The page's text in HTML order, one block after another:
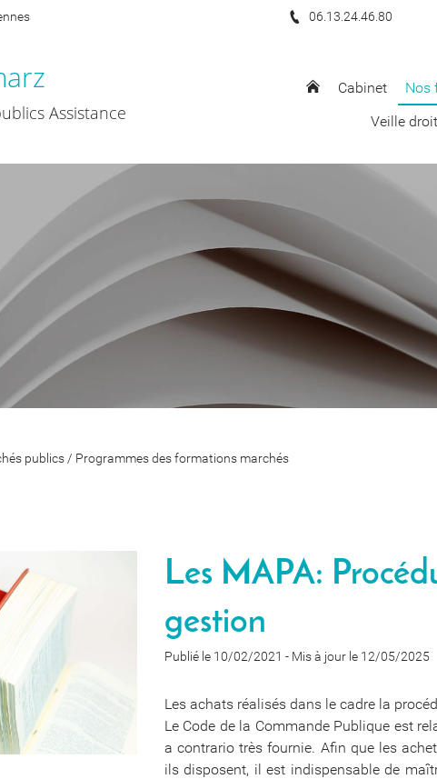
Assistance
Cabinet Nos
Veille
06.13.24.46.80
publics / Programmes des formations marchés
Les MAPA:
gestion
Publié le 10/02/2021 - Mis à jour le 12/05/2025
Les achats réalisés dans le cadre la
Le Code de la Commande Publique est
a contrario très fournie. Afin que les
ils disposent, il est indispensable de